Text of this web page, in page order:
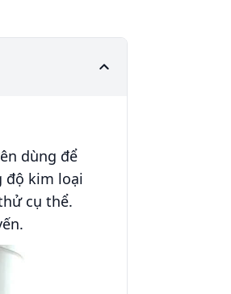
dùng để
độ kim loại
cụ thể.